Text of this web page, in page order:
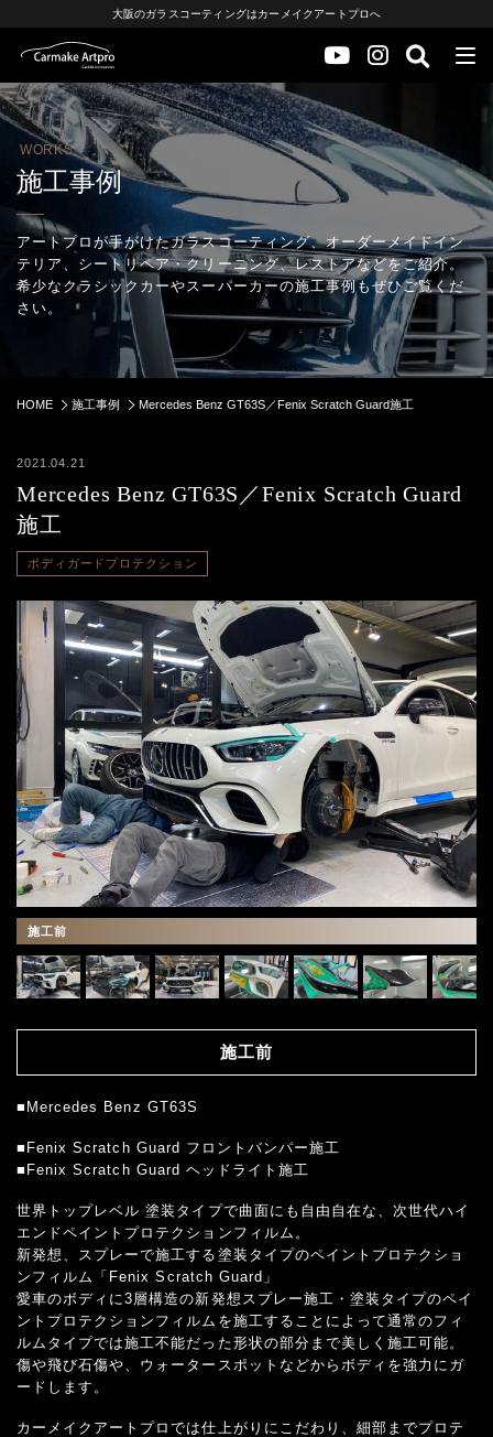
大阪のガラスコーティングはカーメイクアートプロへ
WORKS
施工事例
アートプロが手がけたガラスコーティング、オーダーメイドイン
テリア、シートリペア・クリーニング、レストアなどをご紹介。
希少なクラシックカーやスーパーカーの施工事例もぜひご覧くだ
さい。
HOME 施工事例 Mercedes Benz GT63S／Fenix Scratch Guard施工
2021.04.21
Mercedes Benz GT63S／Fenix Scratch Guard
施工
ボディガードプロテクション
施工前
施工前
■Mercedes Benz GT63S
■Fenix Scratch Guard フロントバンパー施工
■Fenix Scratch Guard ヘッドライト施工
世界トップレベル 塗装タイプで曲面にも自由自在な、次世代ハイ
エンドペイントプロテクションフィルム。
新発想、スプレーで施工する塗装タイプのペイントプロテクショ
ンフィルム「Fenix Scratch Guard」
愛車のボディに3層構造の新発想スプレー施工・塗装タイプのペイ
ントプロテクションフィルムを施工することによって通常のフィ
ルムタイプでは施工不能だった形状の部分まで美しく施工可能。
傷や飛び石傷や、ウォータースポットなどからボディを強力にガ
ードします。
カーメイクアートプロでは仕上がりにこだわり、細部までプロテ